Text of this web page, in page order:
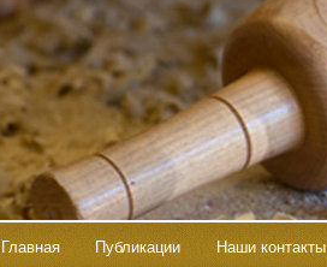
Главная Публикации Наши контакты